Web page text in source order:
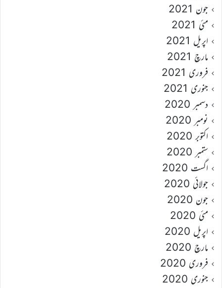
جون 2021
مئی 2021
اپریل 2021
مارچ 2021
فروری 2021
جنوری 2021
دسمبر 2020
نومبر 2020
اکتوبر 2020
ستمبر 2020
اگست 2020
جولائی 2020
جون 2020
مئی 2020
اپریل 2020
مارچ 2020
فروری 2020
جنوری 2020